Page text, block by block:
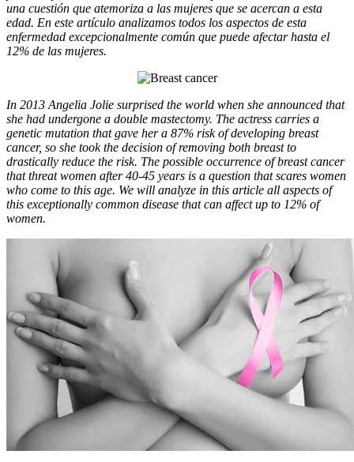
una cuestión que atemoriza a las mujeres que se acercan a esta
edad. En este artículo analizamos todos los aspectos de esta
enfermedad excepcionalmente común que puede afectar hasta el
12% de las mujeres.
In 2013 Angelia Jolie surprised the world when she announced that
she had undergone a double mastectomy. The actress carries a
genetic mutation that gave her a 87% risk of developing breast
cancer, so she took the decision of removing both breast to
drastically reduce the risk. The possible occurrence of breast cancer
that threat women after 40-45 years is a question that scares women
who come to this age. We will analyze in this article all aspects of
this exceptionally common disease that can affect up to 12% of
women.